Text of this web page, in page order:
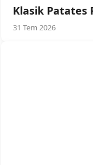
Klasik Patates
31 Tem 2026